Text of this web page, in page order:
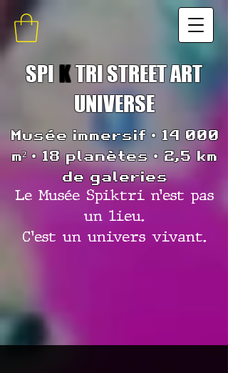
SPI KTRI STREET ART
UNIVERSE
Musée immersif • 14 000
m² • 18 planètes • 2,5 km
de galeries
Le Musée Spiktri n’est pas
un lieu.
C’est un univers vivant.